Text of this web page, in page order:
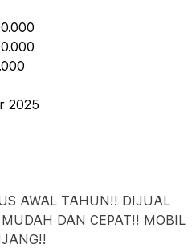
2025
AWAL TAHUN!! DIJUAL
MUDAH DAN CEPAT!! MOBIL